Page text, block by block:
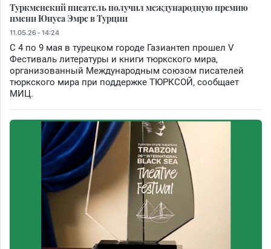
Туркменский писатель получил международную премию
имени Юнуса Эмре в Турции
11.05.26 - 14:24
С 4 по 9 мая в турецком городе Газиантеп прошел V
Фестиваль литературы и книги тюркского мира,
организованный Международным союзом писателей
тюркского мира при поддержке ТЮРКСОЙ, сообщает
МИЦ.